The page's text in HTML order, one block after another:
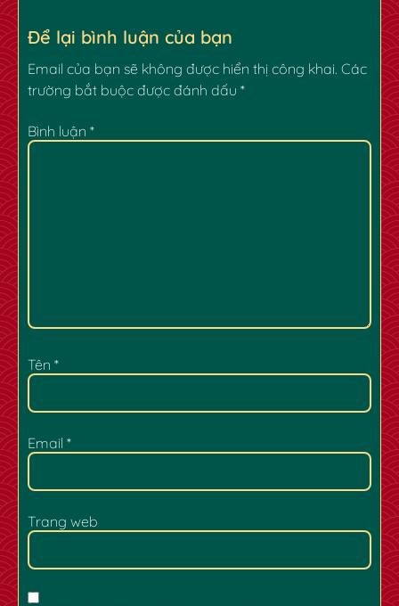
Để lại bình luận của bạn
Email của bạn sẽ không được hiển thị công khai. Các
trường bắt buộc được đánh dấu *
Bình luận *
Tên *
Email *
Trang web